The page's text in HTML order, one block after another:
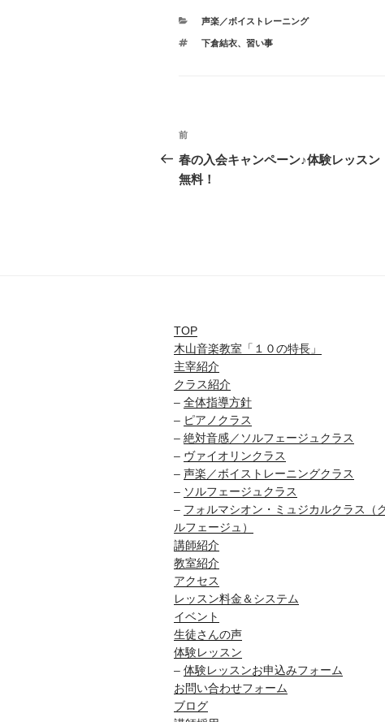
カ
ゴ
声楽／ボイストレーニング
タ
下倉結衣、 習い事
投
稿
ナ
ョ
ン
前
の
投
前
春の入会キャンペーン♪体験レッスン
無料！
TOP
木山音楽教室「１０の特長」
主宰紹介
クラス紹介
– 全体指導方針
– ピアノクラス
– 絶対音感／ソルフェージュクラス
– ヴァイオリンクラス
– 声楽／ボイストレーニングクラス
– ソルフェージュクラス
– フォルマシオン・ミュジカルクラス（
ルフェージュ）
講師紹介
教室紹介
アクセス
レッスン料金＆システム
イベント
生徒さんの声
体験レッスン
– 体験レッスンお申込みフォーム
お問い合わせフォーム
ブログ